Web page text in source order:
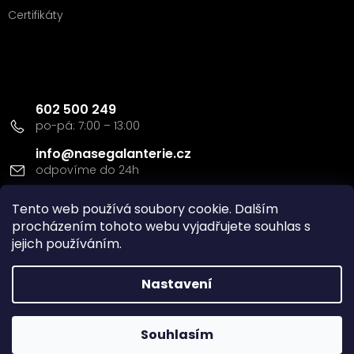
Tento web používá soubory cookie. Dalším
procházením tohoto webu vyjadřujete souhlas s
jejich používáním.
Nastavení
Souhlasím
Certifikáty
info@nasegalanterie.cz
602 500 249
Doprava a platba
Vytvořil Shoptet
Naše Galanterie s.r.o